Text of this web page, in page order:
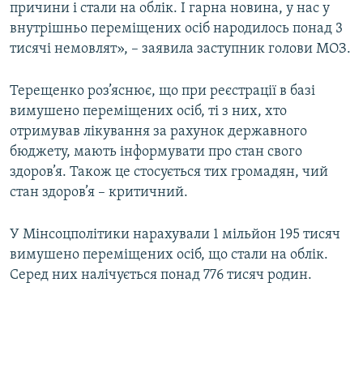
причини і стали на облік. І гарна новина, у нас у
внутрішньо переміщених осіб народилось понад 3
тисячі немовлят», – заявила заступник голови МОЗ.
Терещенко роз’яснює, що при реєстрації в базі
вимушено переміщених осіб, ті з них, хто
отримував лікування за рахунок державного
бюджету, мають інформувати про стан свого
здоров’я. Також це стосується тих громадян, чий
стан здоров’я – критичний.
У Мінсоцполітики нарахували 1 мільйон 195 тисяч
вимушено переміщених осіб, що стали на облік.
Серед них налічується понад 776 тисяч родин.